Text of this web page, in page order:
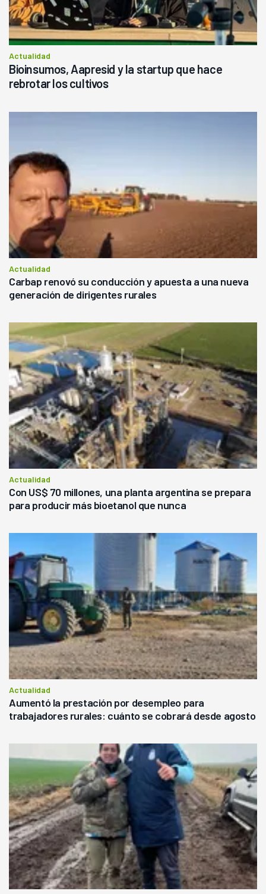
Actualidad
Bioinsumos, Aapresid y la startup que hace
rebrotar los cultivos
Actualidad
Carbap renovó su conducción y apuesta a una nueva
generación de dirigentes rurales
Actualidad
Con US$ 70 millones, una planta argentina se prepara
para producir más bioetanol que nunca
Actualidad
Aumentó la prestación por desempleo para
trabajadores rurales: cuánto se cobrará desde agosto